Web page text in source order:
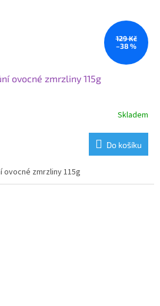
129 Kč
–38 %
ovocné zmrzliny 115g
Skladem
Do košíku
ovocné zmrzliny 115g